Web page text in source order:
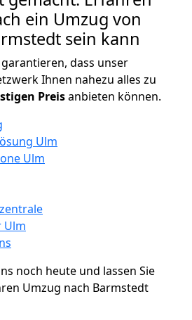
ein Umzug von
sein kann
dass unser
Ihnen nahezu alles zu
Preisanbieten können.
Ulm
Ulm
Ulm
noch heute und lassen Sie
Umzug nach Barmstedt